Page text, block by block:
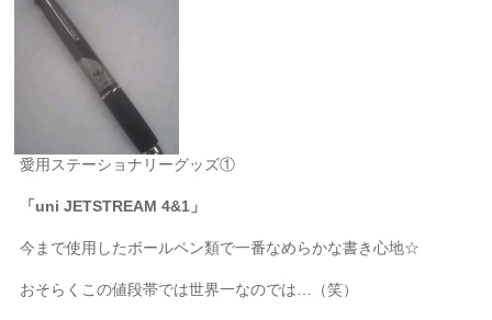
愛用ステーショナリーグッズ①
「uni JETSTREAM 4&1」
今まで使用したボールペン類で一番なめらかな書き心地☆
おそらくこの値段帯では世界一なのでは…（笑）